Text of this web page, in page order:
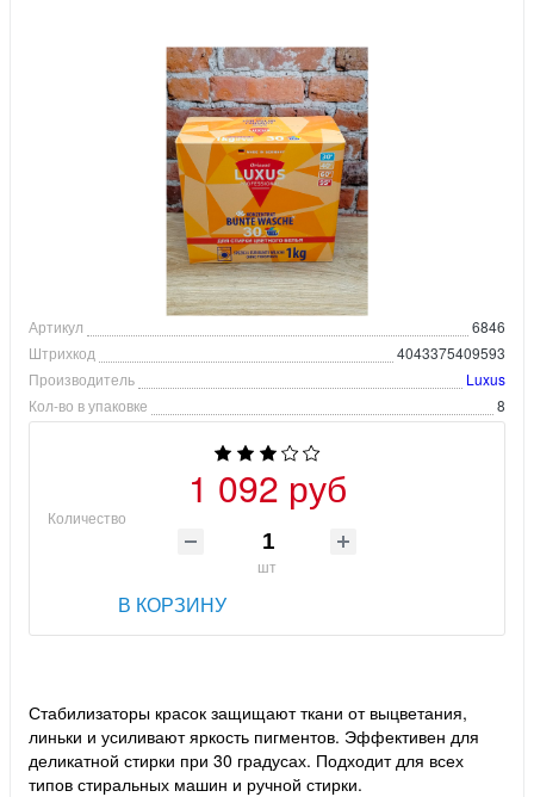
Артикул
6846
Штрихкод
4043375409593
Производитель
Luxus
Кол-во в упаковке
8
1 092 руб
Количество
шт
В КОРЗИНУ
Стабилизаторы красок защищают ткани от выцветания,
линьки и усиливают яркость пигментов. Эффективен для
деликатной стирки при 30 градусах. Подходит для всех
типов стиральных машин и ручной стирки.